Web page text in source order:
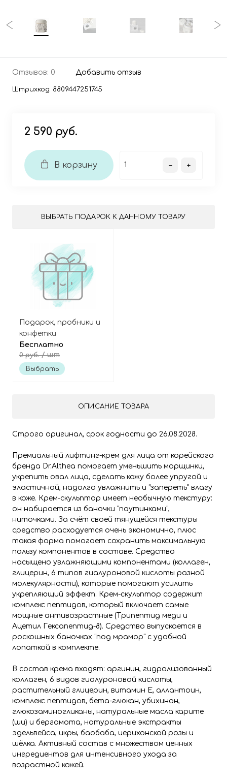
Отзывов: 0 Добавить отзыв
Штрихкод: 8809447251745
2 590 руб.
В корзину
ВЫБРАТЬ ПОДАРОК К ДАННОМУ ТОВАРУ
Подарок, пробники и
конфетки
Бесплатно
0 руб./ шт
Выбрать
ОПИСАНИЕ ТОВАРА
Строго оригинал, срок годности до 26.08.2028.
Премиальный лифтинг-крем для лица от корейского
бренда Dr.Althea помогает уменьшить морщинки,
укрепить овал лица, сделать кожу более упругой и
эластичной, надолго увлажнить и "запереть" влагу
в коже. Крем-скульптор имеет необычную текстуру:
он набирается из баночки "паутинками",
ниточками. За счёт своей тянущейся текстуры
средство расходуется очень экономично, плюс
такая форма помогает сохранить максимальную
пользу компонентов в составе. Средство
насыщено увлажняющими компонентами (коллаген,
глицерин, 6 типов гиалуроновой кислоты разной
молекулярности), которые помогают усилить
укрепляющий эффект. Крем-скульптор содержит
комплекс пептидов, который включает самые
мощные антивозрастные (Трипептид меди и
Ацетил Гексапептид-8). Средство выпускается в
роскошных баночках "под мрамор" с удобной
лопаткой в комплекте.
В состав крема входят: аргинин, гидролизованный
коллаген, 6 видов гиалуроновой кислоты,
растительный глицерин, витамин Е, аллантоин,
комплекс пептидов, бета-глюкан, убихинон,
глюкозаминогликаны, натуральные масла карите
(ши) и бергамота, натуральные экстракты
эдельвейса, икры, баобаба, иерихонской розы и
шёлка. Активный состав с множеством ценных
ингредиентов для интенсивного ухода за
возрастной кожей.